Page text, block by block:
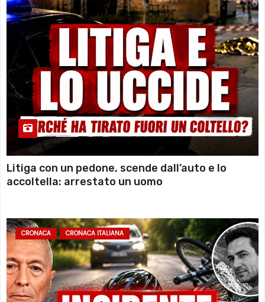
Litiga con un pedone, scende dall’auto e lo
accoltella: arrestato un uomo
CRONACA CRONACA ITALIANA